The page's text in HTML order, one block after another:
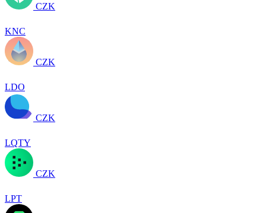
CZK
KNC
CZK
LDO
CZK
LQTY
CZK
LPT